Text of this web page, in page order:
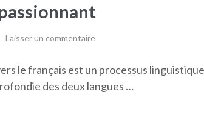
Laisser un commentaire
le français est un processus
des deux langues …